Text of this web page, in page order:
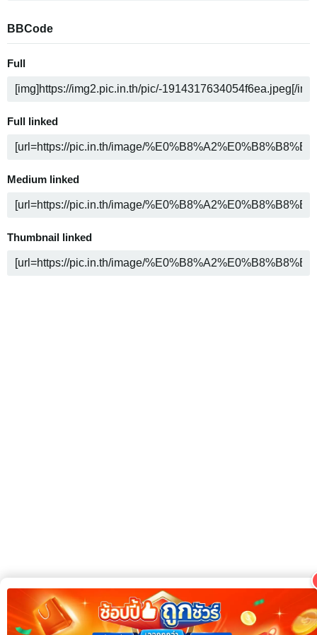
BBCode
Full
Full linked
Medium linked
Thumbnail linked